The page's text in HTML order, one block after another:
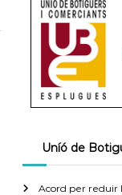
Uníó de
Acord per reduir